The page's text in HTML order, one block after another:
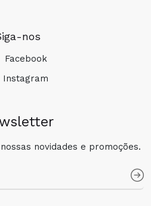
nos
Facebook
Instagram
novidades e promoções.